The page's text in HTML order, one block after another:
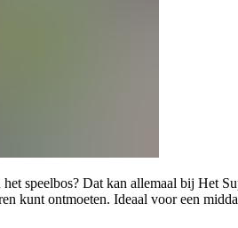
speelbos? Dat kan allemaal bij Het
kunt ontmoeten. Ideaal voor een